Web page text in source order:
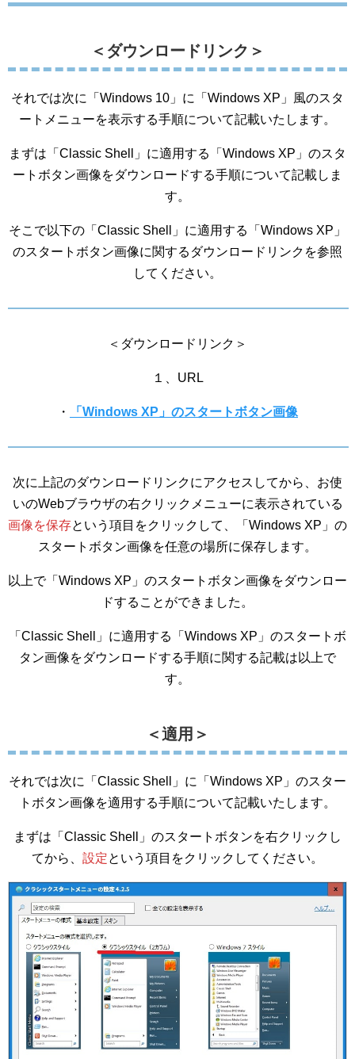
＜ダウンロードリンク＞
それでは次に「Windows 10」に「Windows XP」風のスタ
ートメニューを表示する手順について記載いたします。
まずは「Classic Shell」に適用する「Windows XP」のスタ
ートボタン画像をダウンロードする手順について記載しま
す。
そこで以下の「Classic Shell」に適用する「Windows XP」
のスタートボタン画像に関するダウンロードリンクを参照
してください。
＜ダウンロードリンク＞
１、URL
・ 「Windows XP」のスタートボタン画像
次に上記のダウンロードリンクにアクセスしてから、お使
いのWebブラウザの右クリックメニューに表示されている
画像を保存という項目をクリックして、「Windows XP」の
スタートボタン画像を任意の場所に保存します。
以上で「Windows XP」のスタートボタン画像をダウンロー
ドすることができました。
「Classic Shell」に適用する「Windows XP」のスタートボ
タン画像をダウンロードする手順に関する記載は以上で
す。
＜適用＞
それでは次に「Classic Shell」に「Windows XP」のスター
トボタン画像を適用する手順について記載いたします。
まずは「Classic Shell」のスタートボタンを右クリックし
てから、 設定という項目をクリックしてください。